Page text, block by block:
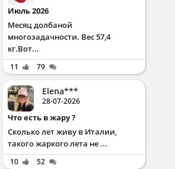
Июль 2026
Месяц долбаной
многозадачности. Вес 57,4
кг.Вот...
11 79
Elena***
28-07-2026
Что есть в жару ?
Сколько лет живу в Италии,
такого жаркого лета не ...
10
52